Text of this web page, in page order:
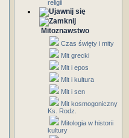
religii
Mitoznawstwo
Czas święty i mity
Mit grecki
Mit i epos
Mit i kultura
Mit i sen
Mit kosmogoniczny
Ks. Rodz.
Mitologia w historii
kultury